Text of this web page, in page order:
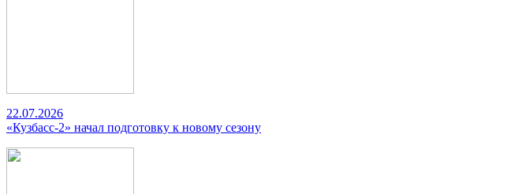
22.07.2026
«Кузбасс-2» начал подготовку к новому сезону